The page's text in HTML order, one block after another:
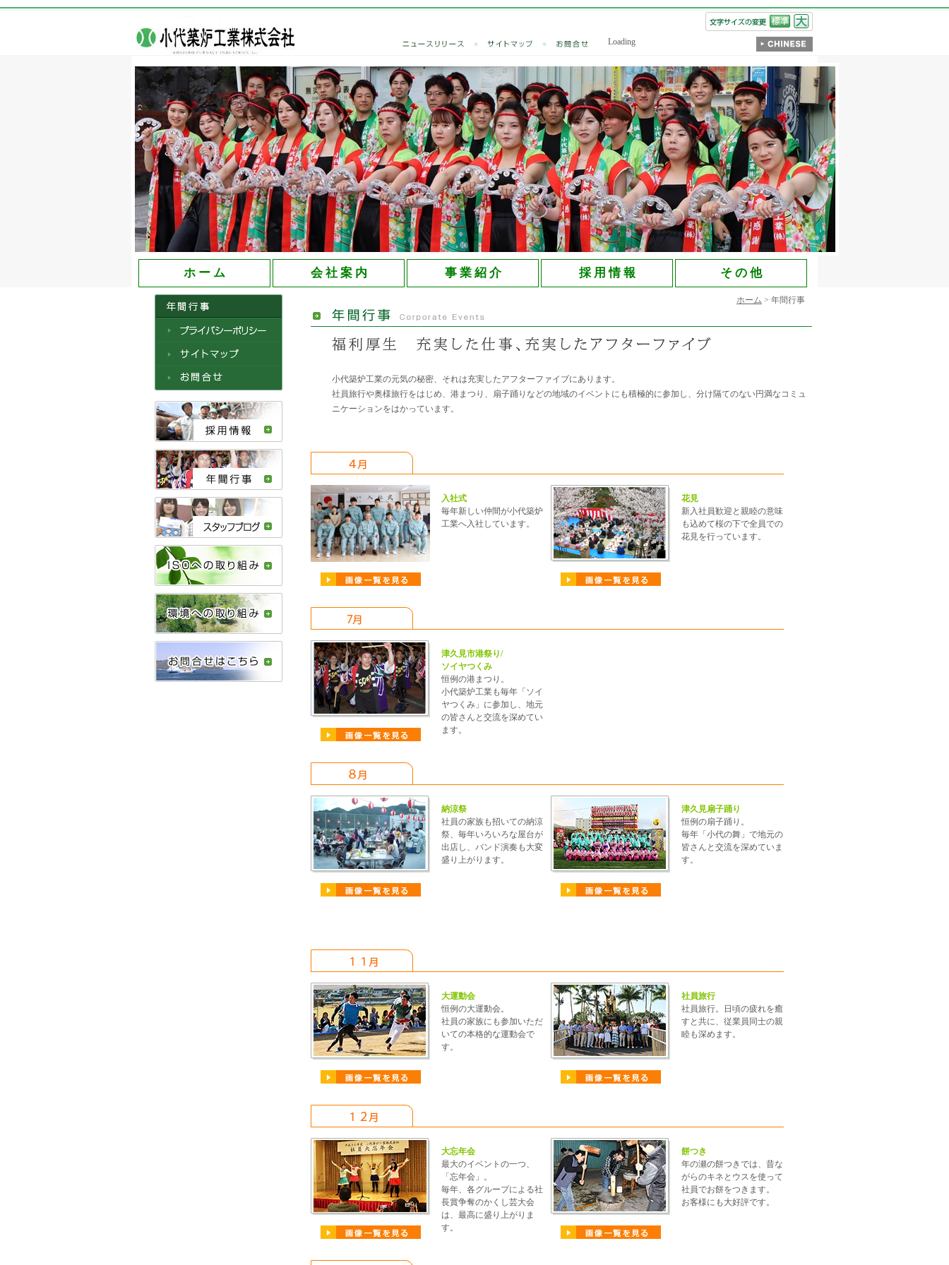
Loading
ホ ー ム 会 社 案 内 事 業 紹 介 採 用 情 報 そ の 他
ホーム > 年間行事
小代築炉工業の元気の秘密、それは充実したアフターファイブにあります。
社員旅行や奥様旅行をはじめ、港まつり、扇子踊りなどの地域のイベントにも積極的に参加し、分け隔てのない円満なコミュ
ニケーションをはかっています。
入社式
毎年新しい仲間が小代築炉
工業へ入社しています。
花見
新入社員歓迎と親睦の意味
も込めて桜の下で全員での
花見を行っています。
津久見市港祭り/
ソイヤつくみ
恒例の港まつり。
小代築炉工業も毎年「ソイ
ヤつくみ」に参加し、地元
の皆さんと交流を深めてい
ます。
納涼祭
社員の家族も招いての納涼
祭、毎年いろいろな屋台が
出店し、バンド演奏も大変
盛り上がります。
津久見扇子踊り
恒例の扇子踊り。
毎年「小代の舞」で地元の
皆さんと交流を深めていま
す。
大運動会
恒例の大運動会。
社員の家族にも参加いただ
いての本格的な運動会で
す。
社員旅行
社員旅行。日頃の疲れを癒
すと共に、従業員同士の親
睦も深めます。
大忘年会
最大のイベントの一つ、
「忘年会」。
毎年、各グループによる社
長賞争奪のかくし芸大会
は、最高に盛り上がりま
す。
餅つき
年の瀬の餅つきでは、昔な
がらのキネとウスを使って
社員でお餅をつきます。
お客様にも大好評です。